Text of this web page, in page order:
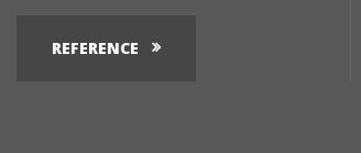
REFERENCE